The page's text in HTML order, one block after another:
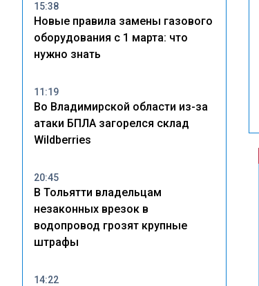
15:38
Новые правила замены газового
оборудования с 1 марта: что
нужно знать
11:19
Во Владимирской области из-за
атаки БПЛА загорелся склад
Wildberries
20:45
В Тольятти владельцам
незаконных врезок в
водопровод грозят крупные
штрафы
14:22